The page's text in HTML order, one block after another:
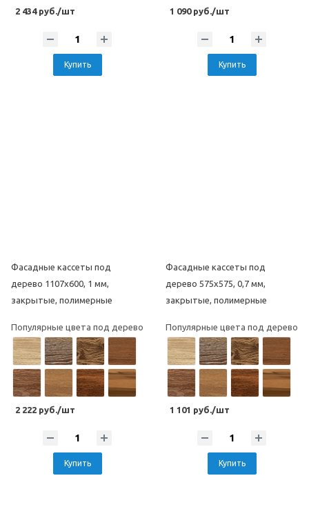
2 434 руб./шт
Купить
1 090 руб./шт
Купить
Фасадные кассеты под
дерево 1107х600, 1 мм,
закрытые, полимерные
Популярные цвета под дерево
2 222 руб./шт
Купить
Фасадные кассеты под
дерево 575х575, 0,7 мм,
закрытые, полимерные
Популярные цвета под дерево
1 101 руб./шт
Купить